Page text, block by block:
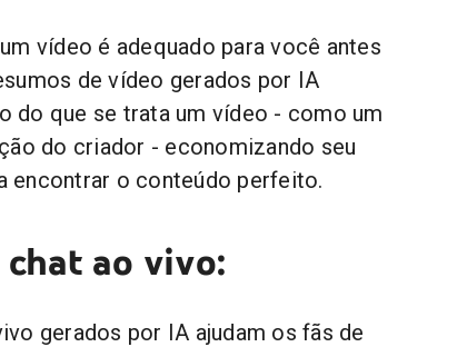
vídeo é adequado para você antes
de vídeo gerados por IA
do que se trata um vídeo - como um
do criador - economizando seu
encontrar o conteúdo perfeito.
chat ao vivo:
gerados por IA ajudam os fãs de